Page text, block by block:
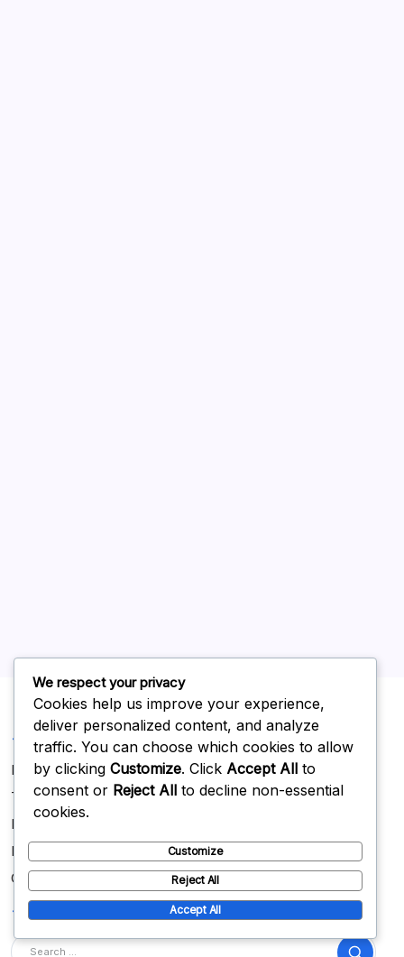
February 2026
January 2026
Legal
Política de protección de datos
Términos de servicio
Nuestra historia
Ponte en contacto
Cookies y seguimiento
We respect your privacy
Cookies help us improve your experience,
deliver personalized content, and analyze
traffic. You can choose which cookies to allow
by clicking Customize. Click Accept All to
consent or Reject All to decline non-essential
cookies.
Customize
Reject All
Accept All